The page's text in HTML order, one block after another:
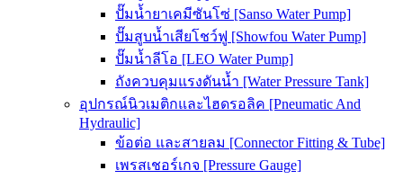
ปั๊มน้ำยาเคมีซันโซ่ [Sanso Water Pump]
ปั๊มสูบน้ำเสียโชว์ฟู [Showfou Water Pump]
ปั๊มน้ำลีโอ [LEO Water Pump]
ถังควบคุมแรงดันน้ำ [Water Pressure Tank]
อุปกรณ์นิวเมติกและไฮดรอลิค [Pneumatic And
Hydraulic]
ข้อต่อ และสายลม [Connector Fitting & Tube]
เพรสเชอร์เกจ [Pressure Gauge]